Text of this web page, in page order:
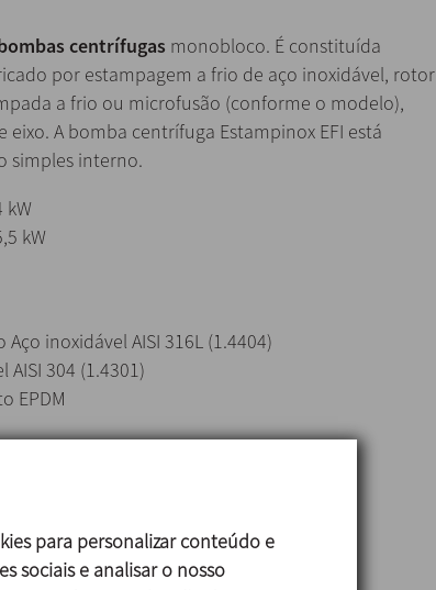
centrífugas monobloco. É constituída
por estampagem a frio de aço inoxidável, rotor
a frio ou microfusão (conforme o modelo),
A bomba centrífuga Estampinox EFI está
simples interno.
kW
kW
inoxidável AISI 316L (1.4404)
304 (1.4301)
EPDM
para personalizar conteúdo e
sociais e analisar o nosso